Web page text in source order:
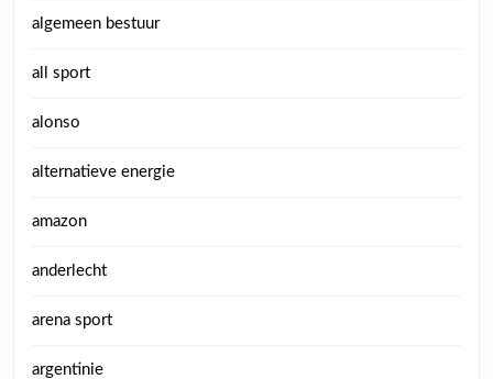
algemeen bestuur
all sport
alonso
alternatieve energie
amazon
anderlecht
arena sport
argentinie